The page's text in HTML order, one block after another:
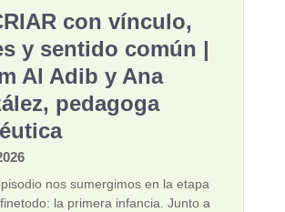
con vínculo,
y sentido común |
Al Adib y Ana
pedagoga
nos sumergimos en la etapa
la primera infancia. Junto a